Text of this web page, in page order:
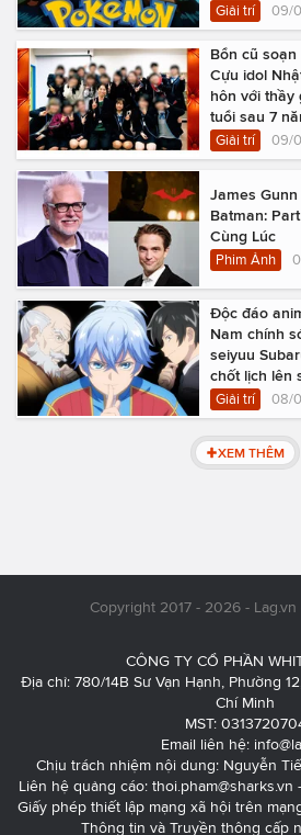
Giải trí 09/
Bổn cũ
Cựu idol
hôn với thầy
tuổi sau 7
Giải trí 09/
James
Batman:
Cùng Lúc
Phim Ảnh
Độc đáo
Nam chính
seiyuu
chốt lịch lên
Giải trí 08/
XEM THÊM
Copyright 2017 - 2026 - Lag.vn
CÔNG TY CỔ PHẦN
Địa chỉ: 780/14B Sư Vạn Hạnh, Phường
Chí Minh
MST:
Email liên hệ:
Chịu trách nhiệm nội dung: Nguyễn
Liên hệ quảng cáo: thoi.pham@sharks.vn
Giấy phép thiết lập mạng xã hội trên
Thông tin và Truyền thông cấp